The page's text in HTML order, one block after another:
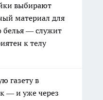
выбирают
материал для
белья — служит
к телу
газету в
— и уже через